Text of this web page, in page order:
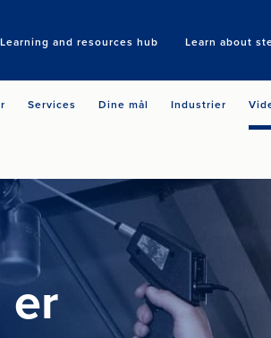
Learning and resources hub Learn about
Services Dine mål Industrier